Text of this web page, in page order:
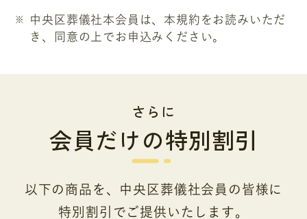
中央区葬儀社本会員は、本規約をお読みいただ
き、同意の上でお申込みください。
さらに
会員だけの特別割引
以下の商品を、中央区葬儀社会員の皆様に
特別割引でご提供いたします。